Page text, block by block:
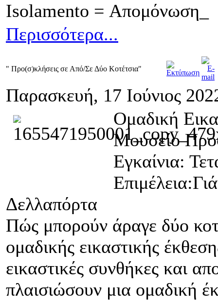
Isolamento = Απομόνωση_
Περισσότερα...
" Προ(σ)κλήσεις σε Από/Σε Δύο Κοτέτσια"
Παρασκευή, 17 Ιούνιος
Ομαδική
Μουσείο
Εγκαίνια:
Δελλαπόρτα
Πώς μπορούν άραγε δύο
ομαδικής εικαστικής
εικαστικές συνθήκες και
πλαισιώσουν μια ομαδική